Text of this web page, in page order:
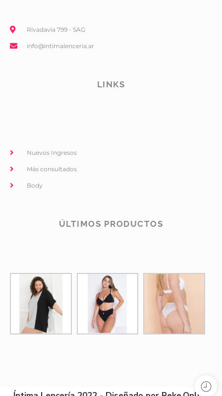
Rivadavia 799 - SAG
info@intimalenceria.ar
LINKS
Nuevos Ingresos
Más consultados
Body
ÚLTIMOS PRODUCTOS